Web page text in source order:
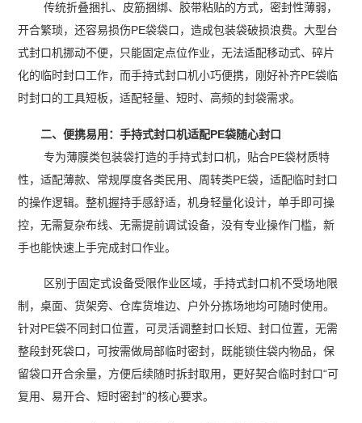
传统折叠捆扎、皮筋捆绑、胶带粘贴的方式，密封性薄弱，
开合繁琐，还容易损伤PE袋袋口，造成包装袋破损浪费。大型台
式封口机挪动不便，只能固定点位作业，无法适配移动式、碎片
化的临时封口工作，而手持式封口机小巧便携，刚好补齐PE袋临
时封口的工具短板，适配轻量、短时、高频的封袋需求。
二、便携易用：手持式封口机适配PE袋随心封口
专为薄膜类包装袋打造的手持式封口机，贴合PE袋材质特
性，适配薄款、常规厚度各类民用、周转类PE袋，适配临时封口
的操作逻辑。整机握持手感舒适，机身轻量化设计，单手即可操
控，无需复杂布线、无需提前调试设备，没有专业操作门槛，新
手也能快速上手完成封口作业。
区别于固定式设备受限作业区域，手持式封口机不受场地限
制，桌面、货架旁、仓库货堆边、户外分拣场地均可随时使用。
针对PE袋不同封口位置，可灵活调整封口长短、封口位置，无需
整段封死袋口，可按需做局部临时密封，既能锁住袋内物品，保
留袋口开合余量，方便后续随时拆封取用，更好契合临时封口“可
复用、易开合、短时密封”的核心要求。